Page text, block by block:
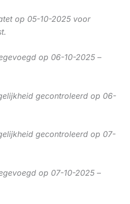
op 05-10-2025 voor
op 06-10-2025 –
gecontroleerd op 06-
gecontroleerd op 07-
op 07-10-2025 –